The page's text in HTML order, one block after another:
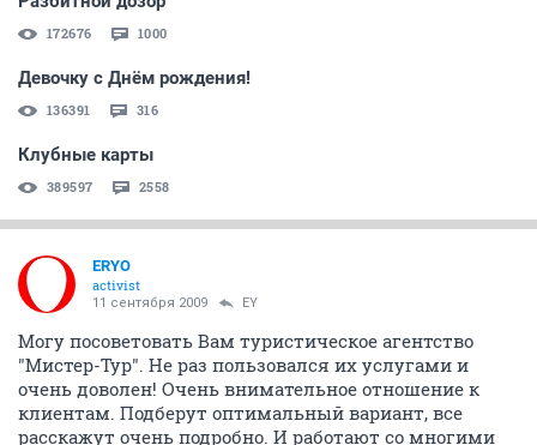
172676 1000
Девочку с Днём рождения!
136391 316
Клубные карты
389597 2558
ERYO
activist
11 сентября 2009 EY
Могу посоветовать Вам туристическое агентство
"Мистер-Тур". Не раз пользовался их услугами и
очень доволен! Очень внимательное отношение к
клиентам. Подберут оптимальный вариант, все
расскажут очень подробно. И работают со многими